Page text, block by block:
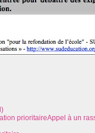
prioritaireAppel à un